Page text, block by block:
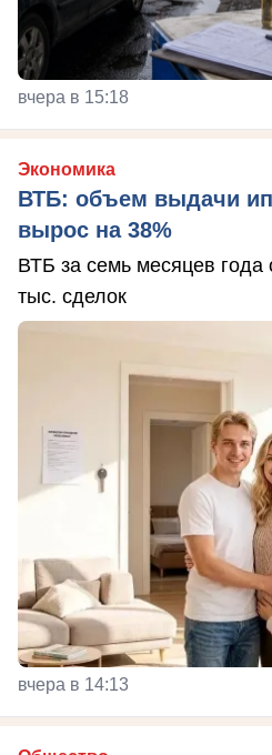
вчера в 15:18
Экономика
ВТБ: объем выдачи
вырос на 38%
ВТБ за семь месяцев
тыс. сделок
вчера в 14:13